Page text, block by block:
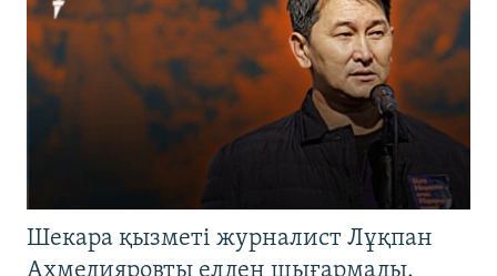
Шекара қызметі журналист Лұқпан